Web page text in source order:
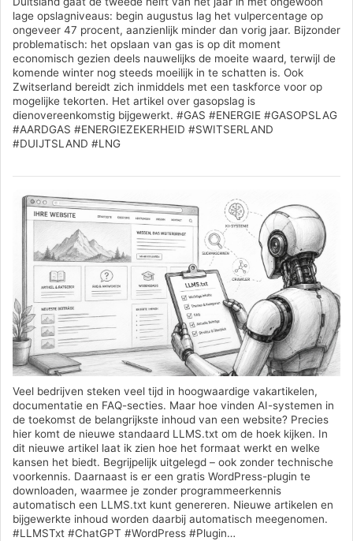
lage opslagniveaus: begin augustus lag het vulpercentage op
ongeveer 47 procent, aanzienlijk minder dan vorig jaar. Bijzonder
problematisch: het opslaan van gas is op dit moment
economisch gezien deels nauwelijks de moeite waard, terwijl de
komende winter nog steeds moeilijk in te schatten is. Ook
Zwitserland bereidt zich inmiddels met een taskforce voor op
mogelijke tekorten. Het artikel over gasopslag is
dienovereenkomstig bijgewerkt. #GAS #ENERGIE #GASOPSLAG
#AARDGAS #ENERGIEZEKERHEID #SWITSERLAND
#DUIJTSLAND #LNG
Veel bedrijven steken veel tijd in hoogwaardige vakartikelen,
documentatie en FAQ-secties. Maar hoe vinden AI-systemen in
de toekomst de belangrijkste inhoud van een website? Precies
hier komt de nieuwe standaard LLMS.txt om de hoek kijken. In
dit nieuwe artikel laat ik zien hoe het formaat werkt en welke
kansen het biedt. Begrijpelijk uitgelegd – ook zonder technische
voorkennis. Daarnaast is er een gratis WordPress-plugin te
downloaden, waarmee je zonder programmeerkennis
automatisch een LLMS.txt kunt genereren. Nieuwe artikelen en
bijgewerkte inhoud worden daarbij automatisch meegenomen.
#LLMSTxt #ChatGPT #WordPress #Plugin…